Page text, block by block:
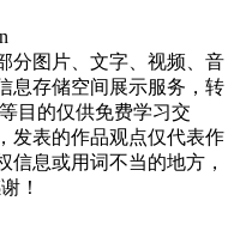
分图片、文字、视频、音
息存储空间展示服务，转
目的仅供免费学习交
发表的作品观点仅代表作
信息或用词不当的地方，
！